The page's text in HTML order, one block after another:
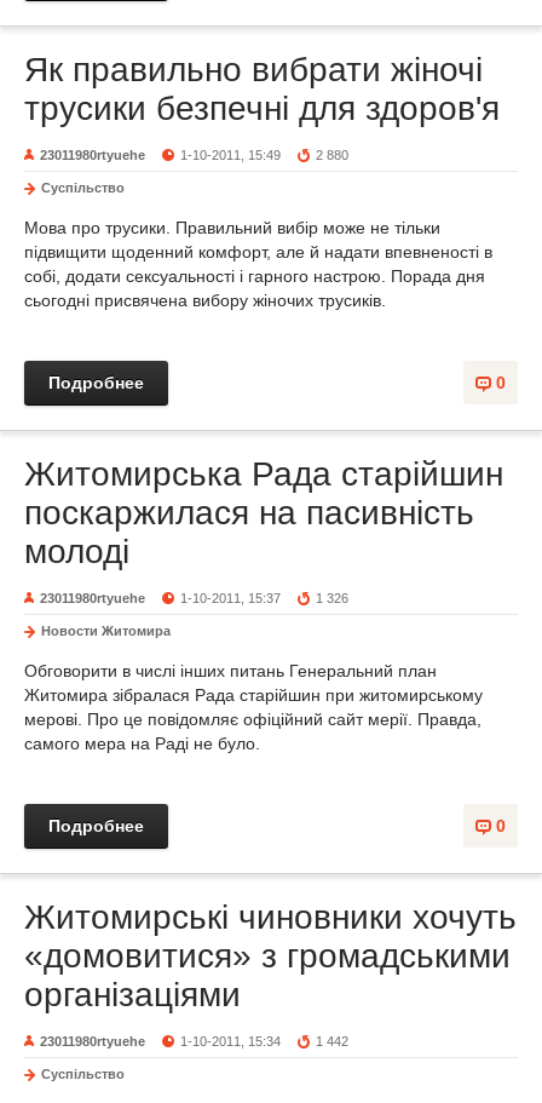
Як правильно вибрати жіночі
трусики безпечні для здоров'я
23011980rtyuehe 1-10-2011, 15:49 2 880
Суспільство
Мова про трусики. Правильний вибір може не тільки
підвищити щоденний комфорт, але й надати впевненості в
собі, додати сексуальності і гарного настрою. Порада дня
сьогодні присвячена вибору жіночих трусиків.
0
Подробнее
Житомирська Рада старійшин
поскаржилася на пасивність
молоді
23011980rtyuehe 1-10-2011, 15:37 1 326
Новости Житомира
Обговорити в числі інших питань Генеральний план
Житомира зібралася Рада старійшин при житомирському
мерові. Про це повідомляє офіційний сайт мерії. Правда,
самого мера на Раді не було.
0
Подробнее
Житомирські чиновники хочуть
«домовитися» з громадськими
організаціями
23011980rtyuehe 1-10-2011, 15:34 1 442
Суспільство